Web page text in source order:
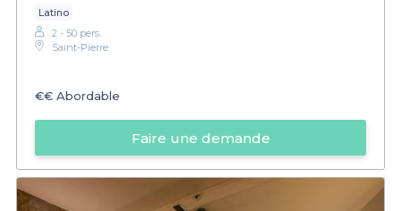
Latino
2 - 50 pers.
Saint-Pierre
€€ Abordable
Faire une demande